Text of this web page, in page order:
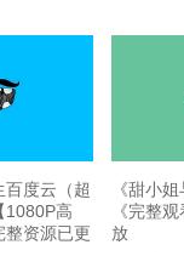
度云（超
1080P高
整资源已更
《甜小
《完整
放